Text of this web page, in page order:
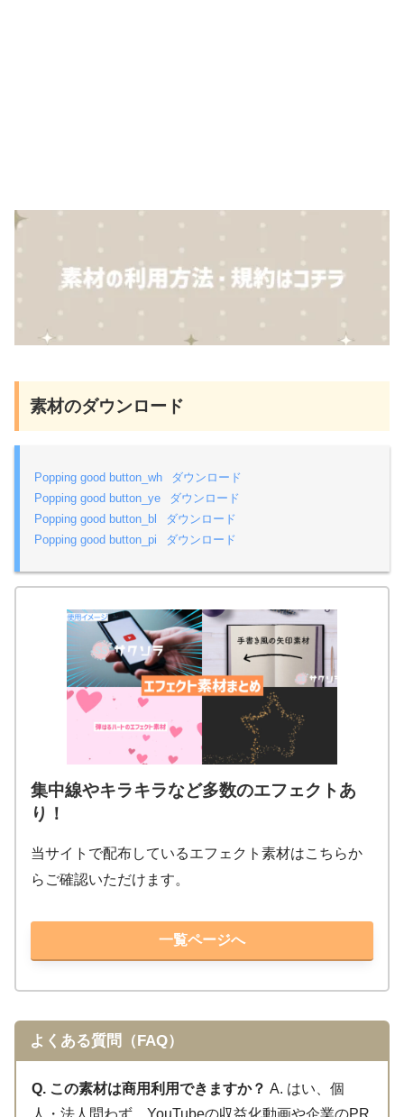
素材のダウンロード
Popping good button_wh
ダウンロード
Popping good button_ye
ダウンロード
Popping good button_bl
ダウンロード
Popping good button_pi
ダウンロード
集中線やキラキラなど多数のエフェクトあ
り！
当サイトで配布しているエフェクト素材はこちらか
らご確認いただけます。
一覧ページへ
よくある質問（FAQ）
Q. この素材は商用利用できますか？ A. はい、個
人・法人問わず、YouTubeの収益化動画や企業のPR